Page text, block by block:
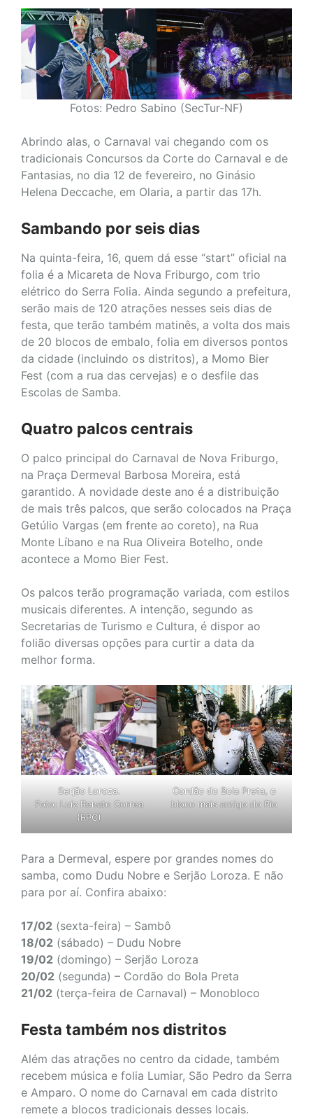
Fotos: Pedro Sabino (SecTur-NF)
Abrindo alas, o Carnaval vai chegando com os
tradicionais Concursos da Corte do Carnaval e de
Fantasias, no dia 12 de fevereiro, no Ginásio
Helena Deccache, em Olaria, a partir das 17h.
Sambando por seis dias
Na quinta-feira, 16, quem dá esse “start” oficial na
folia é a Micareta de Nova Friburgo, com trio
elétrico do Serra Folia. Ainda segundo a prefeitura,
serão mais de 120 atrações nesses seis dias de
festa, que terão também matinês, a volta dos mais
de 20 blocos de embalo, folia em diversos pontos
da cidade (incluindo os distritos), a Momo Bier
Fest (com a rua das cervejas) e o desfile das
Escolas de Samba.
Quatro palcos centrais
O palco principal do Carnaval de Nova Friburgo,
na Praça Dermeval Barbosa Moreira, está
garantido. A novidade deste ano é a distribuição
de mais três palcos, que serão colocados na Praça
Getúlio Vargas (em frente ao coreto), na Rua
Monte Líbano e na Rua Oliveira Botelho, onde
acontece a Momo Bier Fest.
Os palcos terão programação variada, com estilos
musicais diferentes. A intenção, segundo as
Secretarias de Turismo e Cultura, é dispor ao
folião diversas opções para curtir a data da
melhor forma.
Serjão Loroza.
Foto: Luiz Renato Correa
(RPC)
Cordão do Bola Preta, o
bloco mais antigo do Rio
Para a Dermeval, espere por grandes nomes do
samba, como Dudu Nobre e Serjão Loroza. E não
para por aí. Confira abaixo:
17/02 (sexta-feira) – Sambô
18/02 (sábado) – Dudu Nobre
19/02 (domingo) – Serjão Loroza
20/02 (segunda) – Cordão do Bola Preta
21/02 (terça-feira de Carnaval) – Monobloco
Festa também nos distritos
Além das atrações no centro da cidade, também
recebem música e folia Lumiar, São Pedro da Serra
e Amparo. O nome do Carnaval em cada distrito
remete a blocos tradicionais desses locais.